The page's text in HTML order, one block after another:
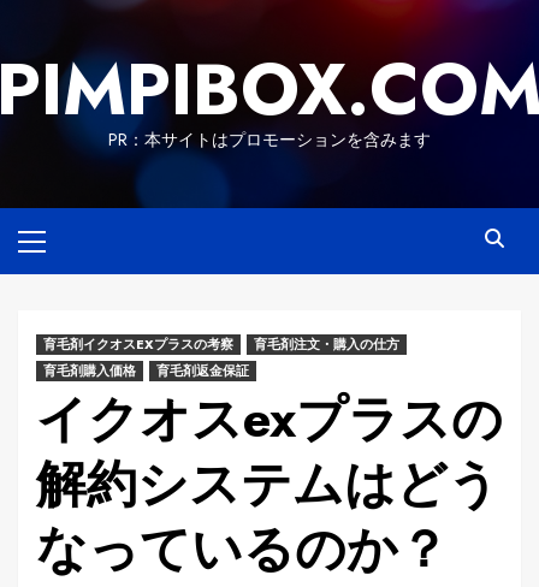
content
PR：本サイトはプロモーションを含みます
Menu
育毛剤イクオスEXプラスの考察
育毛剤注文・購入の仕方
育毛剤購入価格
育毛剤返金保証
イクオスexプラスの
解約システムはどう
なっているのか？